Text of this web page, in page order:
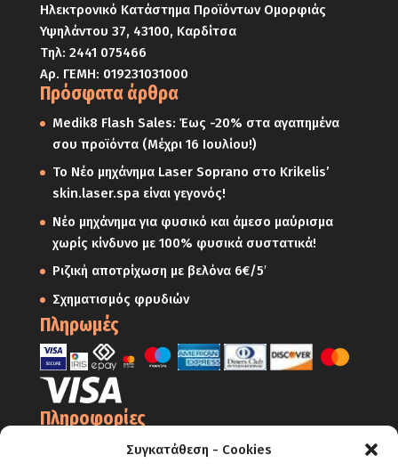
Συγκατάθεση - Cookies
Ηλεκτρονικό Κατάστημα Προϊόντων Ομορφιάς
Υψηλάντου 37, 43100, Καρδίτσα
Τηλ: 2441 075466
Αρ. ΓΕΜΗ: 019231031000
Πρόσφατα άρθρα
Medik8 Flash Sales: Έως -20% στα αγαπημένα
σου προϊόντα (Μέχρι 16 Ιουλίου!)
Το Νέο μηχάνημα Laser Soprano στο Krikelis’
skin.laser.spa είναι γεγονός!
Νέο μηχάνημα για φυσικό και άμεσο μαύρισμα
χωρίς κίνδυνο με 100% φυσικά συστατικά!
Ριζική αποτρίχωση με βελόνα 6€/5′
Σχηματισμός φρυδιών
Πληρωμές
Πληροφορίες
Ο Λογαριασμός μου